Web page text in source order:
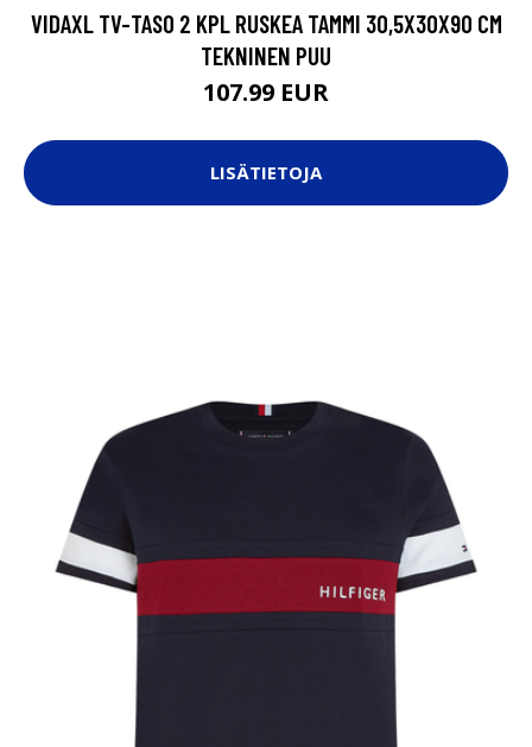
VIDAXL TV-TASO 2 KPL RUSKEA TAMMI 30,5X30X90 CM
TEKNINEN PUU
107.99 EUR
LISÄTIETOJA